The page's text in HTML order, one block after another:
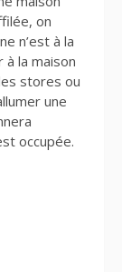
on
n’est à la
à la maison
stores ou
une
occupée.